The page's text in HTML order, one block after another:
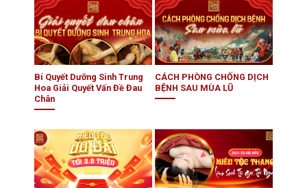
Bí Quyết Dưỡng Sinh Trung
Hoa Giải Quyết Vấn Đề Đau
Chân
CÁCH PHÒNG CHỐNG DỊCH
BỆNH SAU MÙA LŨ